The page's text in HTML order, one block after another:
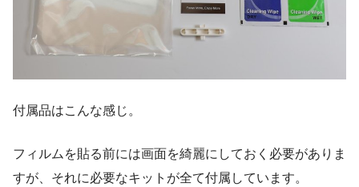
付属品はこんな感じ。
フィルムを貼る前には画面を綺麗にしておく必要がありま
すが、それに必要なキットが全て付属しています。